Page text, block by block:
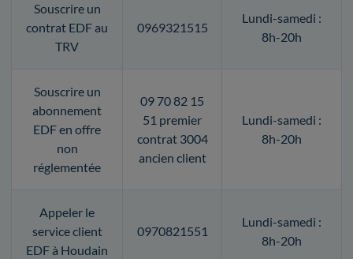
Souscrire un
contrat EDF au
TRV
0969321515
Lundi-samedi :
8h-20h
Souscrire un
abonnement
EDF en offre
non
réglementée
09 70 82 15
51 premier
contrat 3004
ancien client
Lundi-samedi :
8h-20h
Appeler le
service client
EDF à Houdain
0970821551
Lundi-samedi :
8h-20h